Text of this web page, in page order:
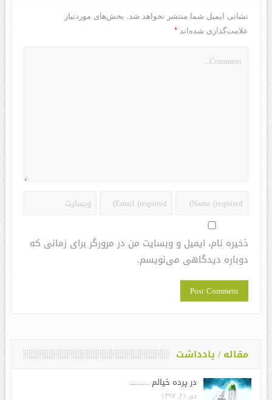
نشانی ایمیل شما منتشر نخواهد شد. بخش‌های موردنیاز
علامت‌گذاری شده‌اند *
ذخیره نام، ایمیل و وبسایت من در مرورگر برای زمانی که
دوباره دیدگاهی می‌نویسم.
مقاله / یادداشت
در پرده خیالم ……..
دی ۲۱, ۱۳۹۷